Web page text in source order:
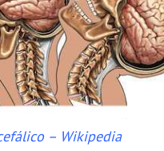
– Wikipedia